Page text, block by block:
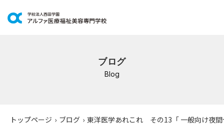
ブログ
Blog
トップページ › ブログ › 東洋医学あれこれ その13「 一般向け夜間